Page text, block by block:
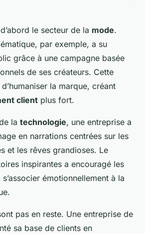
le secteur de la mode.
par exemple, a su
grâce à une campagne basée
de ses créateurs. Cette
la marque, créant
client plus fort.
la technologie, une entreprise a
en narrations centrées sur les
et les rêves grandioses. Le
inspirantes a encouragé les
émotionnellement à la
pas en reste. Une entreprise de
sa base de clients en